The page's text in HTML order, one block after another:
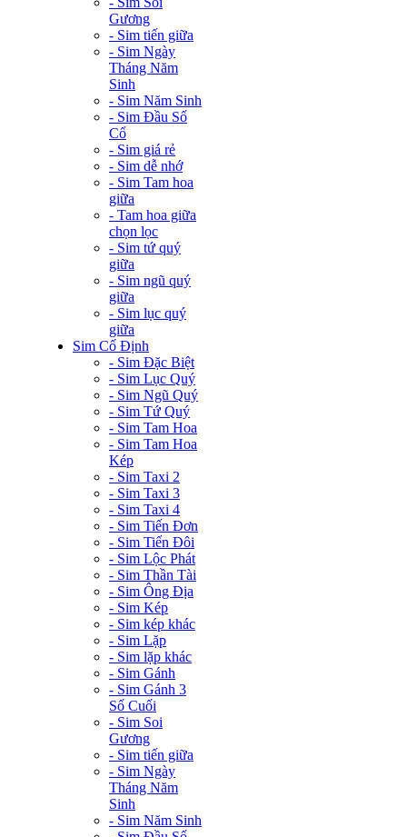
Gương
- Sim tiến giữa
- Sim Ngày
Tháng Năm
Sinh
- Sim Năm Sinh
- Sim Đầu Số
Cổ
- Sim giá rẻ
- Sim dễ nhớ
- Sim Tam hoa
giữa
- Tam hoa giữa
chọn lọc
- Sim tứ quý
giữa
- Sim ngũ quý
giữa
- Sim lục quý
giữa
Sim Cố Định
- Sim Đặc Biệt
- Sim Lục Quý
- Sim Ngũ Quý
- Sim Tứ Quý
- Sim Tam Hoa
- Sim Tam Hoa
Kép
- Sim Taxi 2
- Sim Taxi 3
- Sim Taxi 4
- Sim Tiến Đơn
- Sim Tiến Đôi
- Sim Lộc Phát
- Sim Thần Tài
- Sim Ông Địa
- Sim Kép
- Sim kép khác
- Sim Lặp
- Sim lặp khác
- Sim Gánh
- Sim Gánh 3
Số Cuối
- Sim Soi
Gương
- Sim tiến giữa
- Sim Ngày
Tháng Năm
Sinh
- Sim Năm Sinh